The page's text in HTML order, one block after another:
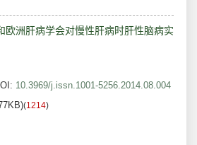
欧洲肝病学会对慢性肝病时肝性脑病实
10.3969/j.issn.1001-5256.2014.08.004
(1214)